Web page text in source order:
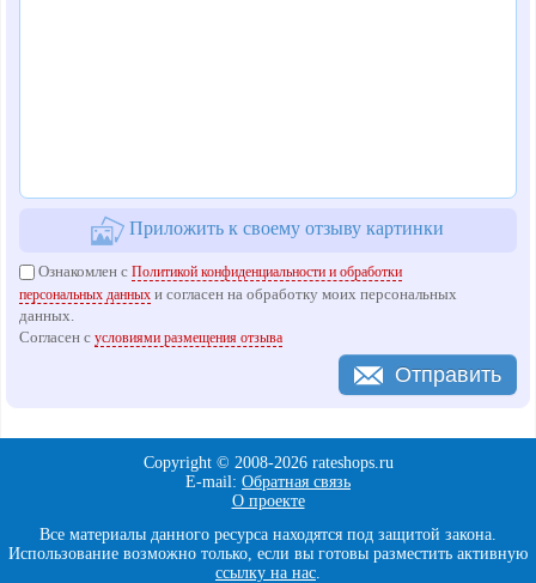
Приложить к своему отзыву картинки
Ознакомлен сПолитикой конфиденциальности и обработки
персональных данных и согласен на обработку моих персональных
данных.
Согласен сусловиями размещения отзыва
Отправить
Copyright © 2008-2026 rateshops.ru
E-mail: Обратная связь
О проекте
Все материалы данного ресурса находятся под защитой закона.
Использование возможно только, если вы готовы разместить активную
ссылку на нас